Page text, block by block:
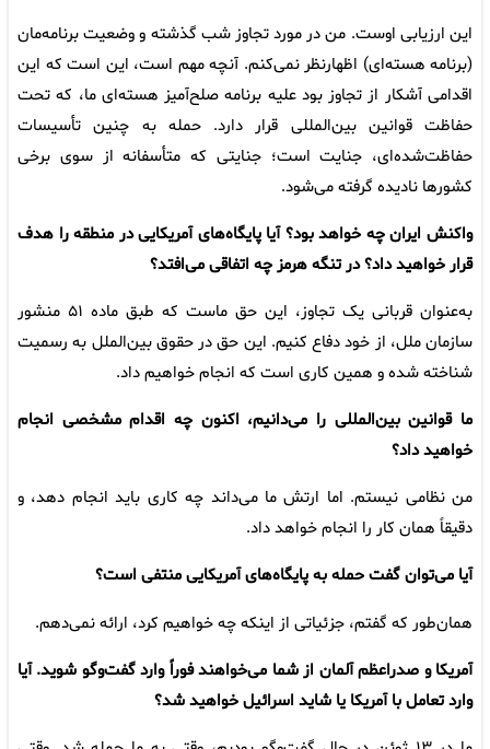
این ارزیابی اوست. من در مورد تجاوز شب گذشته و وضعیت برنامه‌مان
(برنامه هسته‌ای) اظهارنظر نمی‌کنم. آنچه مهم است، این است که این
اقدامی آشکار از تجاوز بود علیه برنامه صلح‌آمیز هسته‌ای ما، که تحت
حفاظت قوانین بین‌المللی قرار دارد. حمله به چنین تأسیسات
حفاظت‌شده‌ای، جنایت است؛ جنایتی که متأسفانه از سوی برخی
کشورها نادیده گرفته می‌شود.
واکنش ایران چه خواهد بود؟ آیا پایگاه‌های آمریکایی در منطقه را هدف
قرار خواهید داد؟ در تنگه هرمز چه اتفاقی می‌افتد؟
به‌عنوان قربانی یک تجاوز، این حق ماست که طبق ماده ۵۱ منشور
سازمان ملل، از خود دفاع کنیم. این حق در حقوق بین‌الملل به رسمیت
شناخته شده و همین کاری است که انجام خواهیم داد.
ما قوانین بین‌المللی را می‌دانیم، اکنون چه اقدام مشخصی انجام
خواهید داد؟
من نظامی نیستم. اما ارتش ما می‌داند چه کاری باید انجام دهد، و
دقیقاً همان کار را انجام خواهد داد.
آیا می‌توان گفت حمله به پایگاه‌های آمریکایی منتفی است؟
همان‌طور که گفتم، جزئیاتی از اینکه چه خواهیم کرد، ارائه نمی‌دهم.
آمریکا و صدراعظم آلمان از شما می‌خواهند فوراً وارد گفت‌وگو شوید. آیا
وارد تعامل با آمریکا یا شاید اسرائیل خواهید شد؟